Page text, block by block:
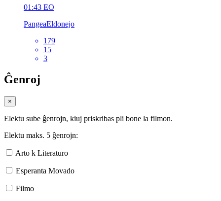
01:43 EO
PangeaEldonejo
179
15
3
Ĝenroj
×
Elektu sube ĝenrojn, kiuj priskribas pli bone la filmon.
Elektu maks. 5 ĝenrojn:
Arto k Literaturo
Esperanta Movado
Filmo